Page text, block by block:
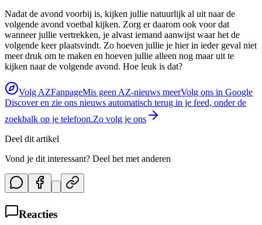
Nadat de avond voorbij is, kijken jullie natuurlijk al uit naar de
volgende avond voetbal kijken. Zorg er daarom ook voor dat
wanneer jullie vertrekken, je alvast iemand aanwijst waar het de
volgende keer plaatsvindt. Zo hoeven jullie je hier in ieder geval niet
meer druk om te maken en hoeven jullie alleen nog maar uit te
kijken naar de volgende avond. Hoe leuk is dat?
Volg AZFanpageMis geen AZ-nieuws meerVolg ons in Google
Discover en zie ons nieuws automatisch terug in je feed, onder de
zoekbalk op je telefoon.Zo volg je ons
Deel dit artikel
Vond je dit interessant? Deel het met anderen
Reacties